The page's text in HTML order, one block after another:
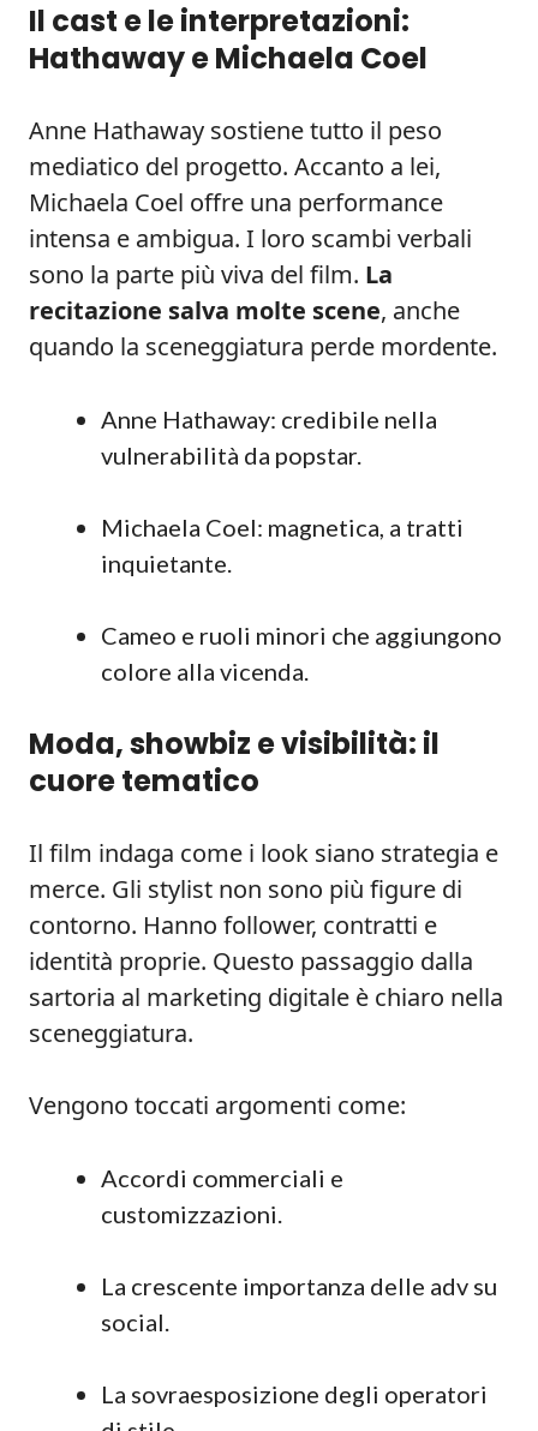
Il cast e le interpretazioni:
Hathaway e Michaela Coel
Anne Hathaway sostiene tutto il peso
mediatico del progetto. Accanto a lei,
Michaela Coel offre una performance
intensa e ambigua. I loro scambi verbali
sono la parte più viva del film. La
recitazione salva molte scene, anche
quando la sceneggiatura perde mordente.
Anne Hathaway: credibile nella
vulnerabilità da popstar.
Michaela Coel: magnetica, a tratti
inquietante.
Cameo e ruoli minori che aggiungono
colore alla vicenda.
Moda, showbiz e visibilità: il
cuore tematico
Il film indaga come i look siano strategia e
merce. Gli stylist non sono più figure di
contorno. Hanno follower, contratti e
identità proprie. Questo passaggio dalla
sartoria al marketing digitale è chiaro nella
sceneggiatura.
Vengono toccati argomenti come:
Accordi commerciali e
customizzazioni.
La crescente importanza delle adv su
social.
La sovraesposizione degli operatori